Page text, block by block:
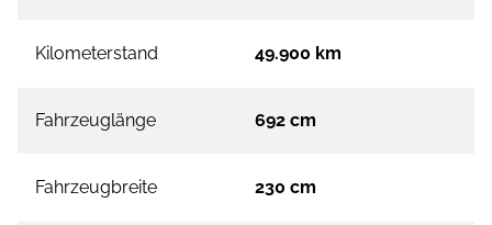
Kilometerstand 49.900 km
Fahrzeuglänge 692 cm
Fahrzeugbreite 230 cm